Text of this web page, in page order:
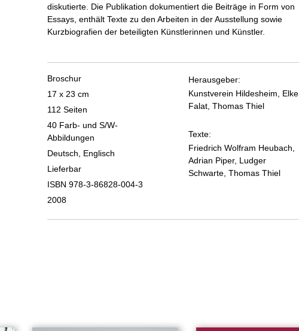
diskutierte. Die Publikation dokumentiert die Beiträge in Form von
Essays, enthält Texte zu den Arbeiten in der Ausstellung sowie
Kurzbiografien der beteiligten Künstlerinnen und Künstler.
Broschur
17 x 23 cm
112 Seiten
40 Farb- und S/W-
Abbildungen
Deutsch, Englisch
Lieferbar
ISBN 978-3-86828-004-3
2008
Herausgeber:
Kunstverein Hildesheim, Elke
Falat, Thomas Thiel
Texte:
Friedrich Wolfram Heubach,
Adrian Piper, Ludger
Schwarte, Thomas Thiel